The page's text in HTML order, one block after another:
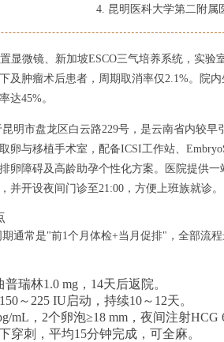
4. 昆明医科大学第二附属
显微镜、新加坡ESCO三气培养系统，实
及肿瘤术后患者，周期取消率仅2.1%。院
达45%。
明市盘龙区白云路229号，是云南省内较
卵与移植手术室，配备ICSI工作站、
卵障碍及高龄助孕个性化方案。医院提供
并开设夜间门诊至21:00，方便上班族就诊。
通常是"前1个月体检+当月促排"，全部流
普瑞林1.0 mg，14天后返院。
～225 IU启动，持续10～12天。
mL，2个卵泡≥18 mm，夜间注射HCG
穿刺，平均15分钟完成，可全麻。